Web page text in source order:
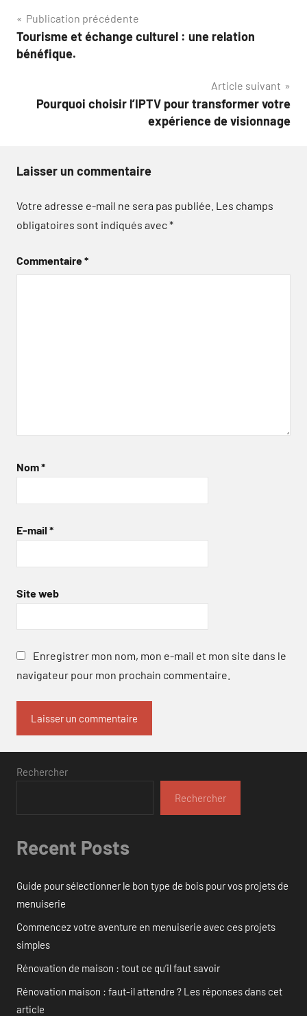
Navigation
de
Publication précédente
Tourisme et échange culturel : une relation
bénéfique.
Article suivant
Pourquoi choisir l’IPTV pour transformer votre
expérience de visionnage
Laisser un commentaire
Votre adresse e-mail ne sera pas publiée. Les champs
obligatoires sont indiqués avec*
Commentaire*
Nom*
E-mail *
Site web
Enregistrer mon nom, mon e-mail et mon site dans le
navigateur pour mon prochain commentaire.
Rechercher
Rechercher
Recent Posts
Guide pour sélectionner le bon type de bois pour vos projets de
menuiserie
Commencez votre aventure en menuiserie avec ces projets
simples
Rénovation de maison : tout ce qu’il faut savoir
Rénovation maison : faut-il attendre ? Les réponses dans cet
article